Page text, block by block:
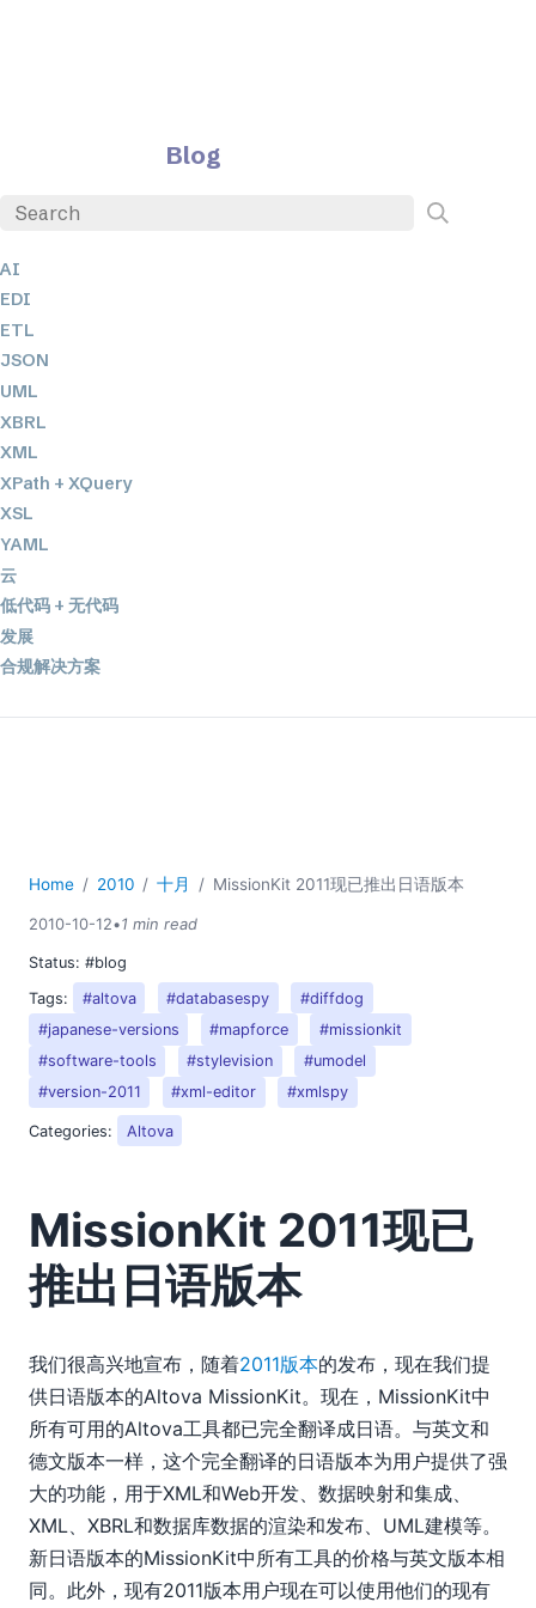
Blog
AI
EDI
ETL
JSON
UML
XBRL
XML
XPath + XQuery
XSL
YAML
云
低代码 + 无代码
发展
合规解决方案
2023
2022
2021
2020
2019
2018
2016
2014
2013
2012
2011
02
03
04
05
06
07
09
Home 2010 十月 MissionKit 2011现已推出日语版本
2010-10-12•1 min read
Status: #blog
Tags:
#altova #databasespy
#diffdog
#japanese-versions
#mapforce
#missionkit
#software-tools
#stylevision
#umodel
#version-2011
#xml-editor #xmlspy
Categories: Altova
MissionKit 2011现已
推出日语版本
我们很高兴地宣布，随着2011版本的发布，现在我们提
供日语版本的Altova MissionKit。现在，MissionKit中
所有可用的Altova工具都已完全翻译成日语。与英文和
德文版本一样，这个完全翻译的日语版本为用户提供了强
大的功能，用于XML和Web开发、数据映射和集成、
XML、XBRL和数据库数据的渲染和发布、UML建模等。
新日语版本的MissionKit中所有工具的价格与英文版本相
同。此外，现有2011版本用户现在可以使用他们的现有